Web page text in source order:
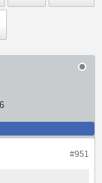
#951